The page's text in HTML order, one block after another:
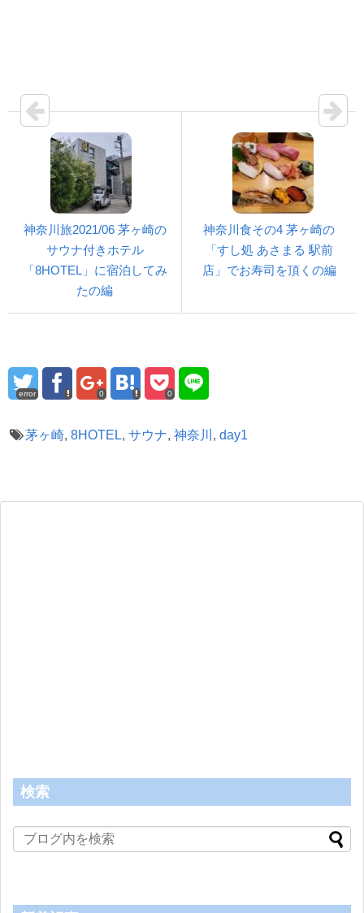
神奈川旅2021/06 茅ヶ崎の
サウナ付きホテル
「8HOTEL」に宿泊してみ
たの編
神奈川食その4 茅ヶ崎の
「すし処 あさまる 駅前
店」でお寿司を頂くの編
error 0 0
茅ヶ崎, 8HOTEL, サウナ, 神奈川 , day1
検索